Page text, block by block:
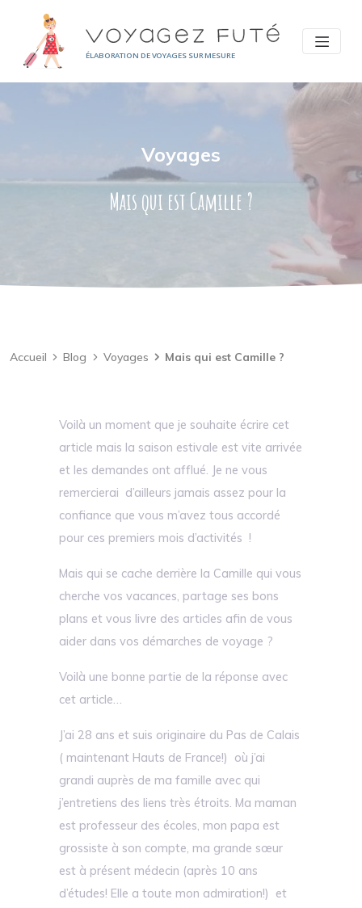
ÉLABORATION DE VOYAGES SUR MESURE
Voyages
Mais qui est Camille ?
Accueil Blog Voyages Mais qui est Camille ?
Voilà un moment que je souhaite écrire cet
article mais la saison estivale est vite arrivée
et les demandes ont afflué. Je ne vous
remercierai d’ailleurs jamais assez pour la
confiance que vous m’avez tous accordé
pour ces premiers mois d’activités !
Mais qui se cache derrière la Camille qui vous
cherche vos vacances, partage ses bons
plans et vous livre des articles afin de vous
aider dans vos démarches de voyage ?
Voilà une bonne partie de la réponse avec
cet article…
J’ai 28 ans et suis originaire du Pas de Calais
( maintenant Hauts de France!) où j’ai
grandi auprès de ma famille avec qui
j’entretiens des liens très étroits. Ma maman
est professeur des écoles, mon papa est
grossiste à son compte, ma grande sœur
est à présent médecin (après 10 ans
d’études! Elle a toute mon admiration!) et
Panneau de gestion des cookies